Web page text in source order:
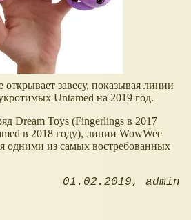
завесу, показывая линии
Untamed на 2019 год.
Dream Toys (Fingerlings в 2017
в 2018 году), линии WowWee
одними из самых востребованных
01.02.2019 admin